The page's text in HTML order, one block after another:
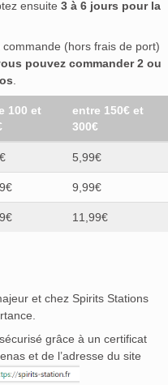
ensuite 3 à 6 jours pour la
(hors frais de port)
pouvez commander 2 ou
.
100 et
entre 150€ et
300€
5,99€
9,99€
11,99€
et chez Spirits Stations
grâce à un certificat
et de l’adresse du site